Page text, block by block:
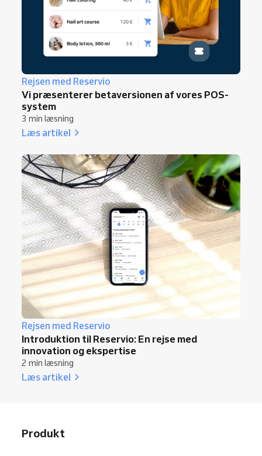
Rejsen med Reservio
Vi præsenterer betaversionen af vores POS-
system
3 min læsning
Læs artikel
Rejsen med Reservio
Introduktion til Reservio: En rejse med
innovation og ekspertise
2 min læsning
Læs artikel
Produkt